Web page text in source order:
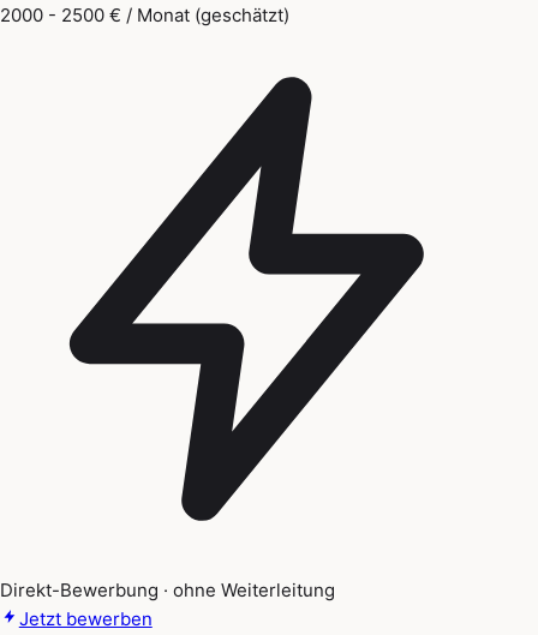
2000 - 2500 € / Monat (geschätzt)
Direkt-Bewerbung · ohne Weiterleitung
Jetzt bewerben